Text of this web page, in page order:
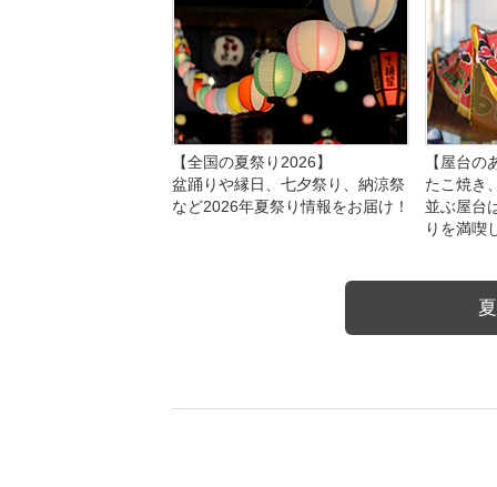
【全国の夏祭り2026】
盆踊りや縁日、七夕祭り、納涼祭
など2026年夏祭り情報をお届け！
【屋台
たこ焼き
並ぶ屋台
りを満喫